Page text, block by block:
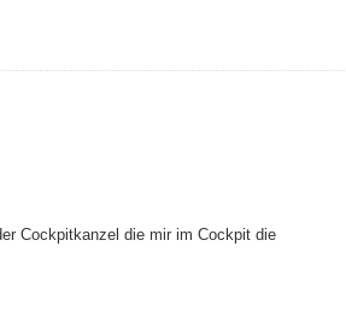
Cockpitkanzel die mir im Cockpit die